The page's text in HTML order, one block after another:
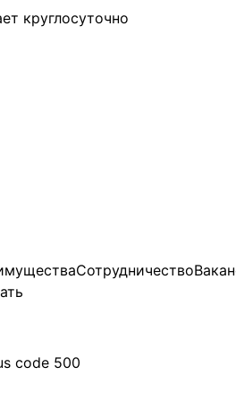
круглосуточно
Сотрудничество
code 500